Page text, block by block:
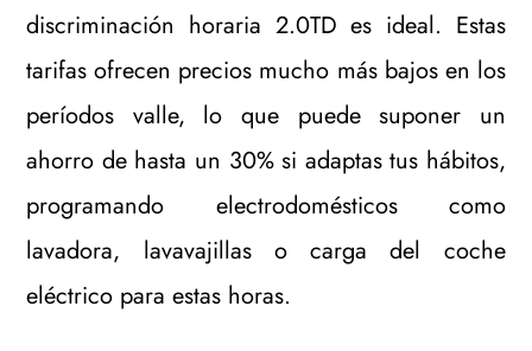
discriminación horaria 2.0TD es ideal. Estas
tarifas ofrecen precios mucho más bajos en los
períodos valle, lo que puede suponer un
ahorro de hasta un 30% si adaptas tus hábitos,
programando electrodomésticos como
lavadora, lavavajillas o carga del coche
eléctrico para estas horas.